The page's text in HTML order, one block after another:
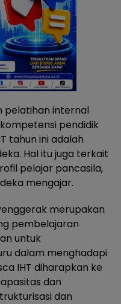
pelatihan internal
pendidik
tahun ini adalah
Hal itu juga terkait
pelajar pancasila,
mengajar.
merupakan
pembelajaran
untuk
dalam menghadapi
IHT diharapkan ke
dan
dan